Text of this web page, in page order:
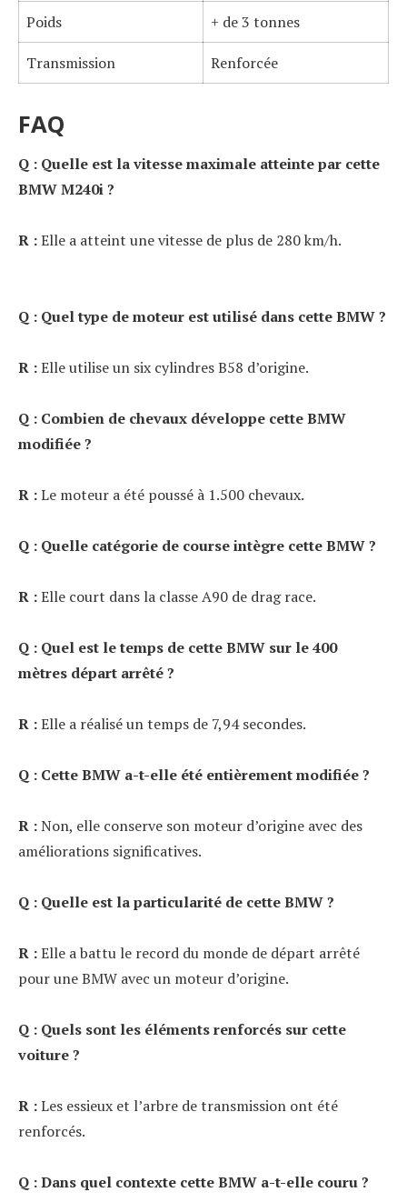
Poids + de 3 tonnes
Transmission Renforcée
FAQ
Q : Quelle est la vitesse maximale atteinte par cette
BMW M240i ?
R :Elle a atteint une vitesse de plus de 280 km/h.
Q : Quel type de moteur est utilisé dans cette BMW ?
R :Elle utilise un six cylindres B58 d’origine.
Q : Combien de chevaux développe cette BMW
modifiée ?
R :Le moteur a été poussé à 1.500 chevaux.
Q : Quelle catégorie de course intègre cette BMW ?
R :Elle court dans la classe A90 de drag race.
Q : Quel est le temps de cette BMW sur le 400
mètres départ arrêté ?
R :Elle a réalisé un temps de 7,94 secondes.
Q : Cette BMW a-t-elle été entièrement modifiée ?
R :Non, elle conserve son moteur d’origine avec des
améliorations significatives.
Q : Quelle est la particularité de cette BMW ?
R :Elle a battu le record du monde de départ arrêté
pour une BMW avec un moteur d’origine.
Q : Quels sont les éléments renforcés sur cette
voiture ?
R :Les essieux et l’arbre de transmission ont été
renforcés.
Q : Dans quel contexte cette BMW a-t-elle couru ?